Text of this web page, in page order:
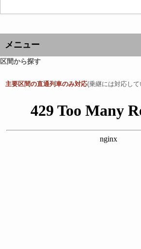
メニュー
区間から探す
主要区間の直通列車のみ対応(乗継には対応し